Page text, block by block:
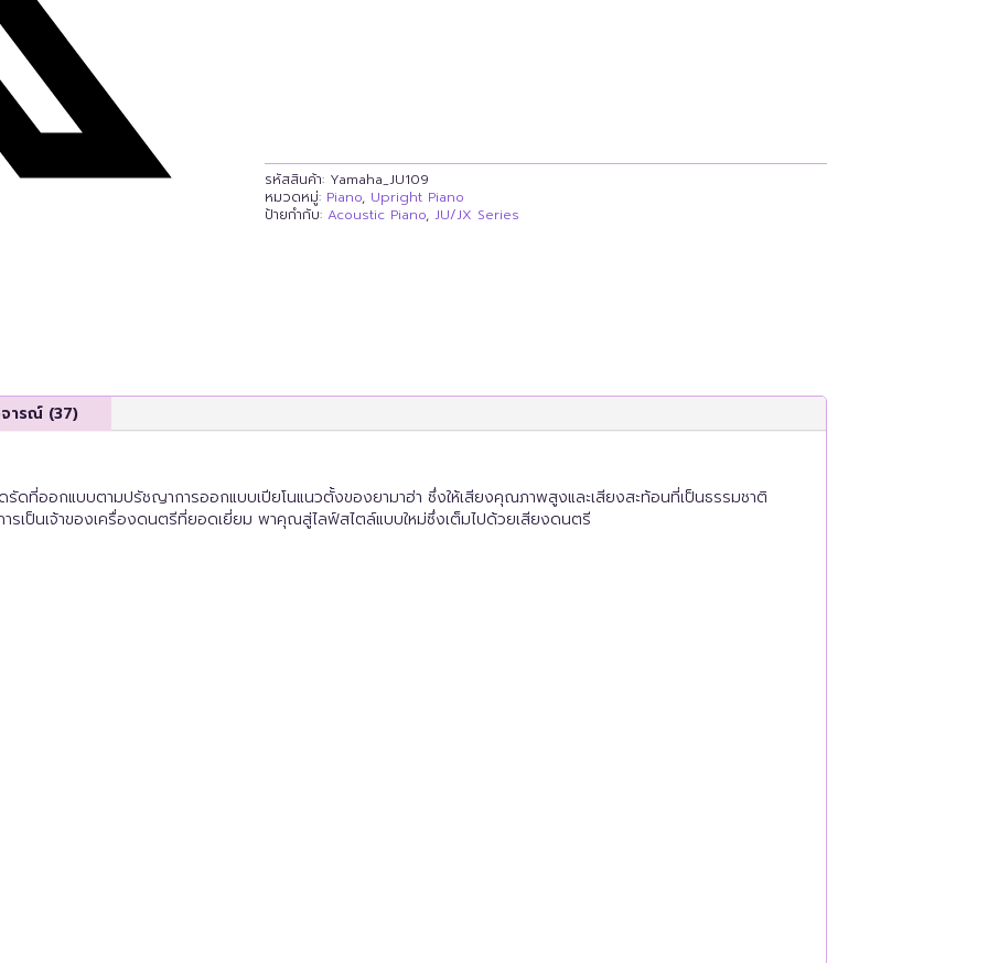
รหัสสินค้า: Yamaha_JU109
หมวดหมู่: Piano, Upright Piano
ป้ายกำกับ: Acoustic Piano, JU/JX Series
ารณ์ (37)
ดรัดที่ออกแบบตามปรัชญาการออกแบบเปียโนแนวตั้งของยามาฮ่า ซึ่งให้เสียงคุณภาพสูงและเสียงสะท้อนที่เป็นธรรมชาติ
เป็นเจ้าของเครื่องดนตรีที่ยอดเยี่ยม พาคุณสู่ไลฟ์สไตล์แบบใหม่ซึ่งเต็มไปด้วยเสียงดนตรี